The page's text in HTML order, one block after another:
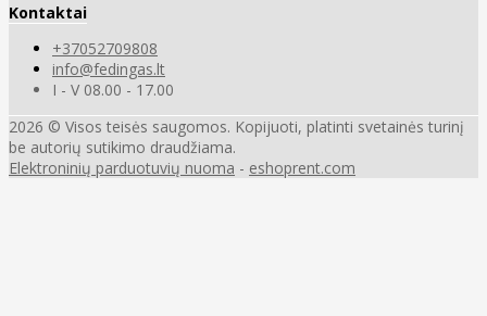
Kontaktai
+37052709808
info@fedingas.lt
I - V 08.00 - 17.00
2026 © Visos teisės saugomos. Kopijuoti, platinti svetainės turinį
be autorių sutikimo draudžiama.
Elektroninių parduotuvių nuoma - eshoprent.com